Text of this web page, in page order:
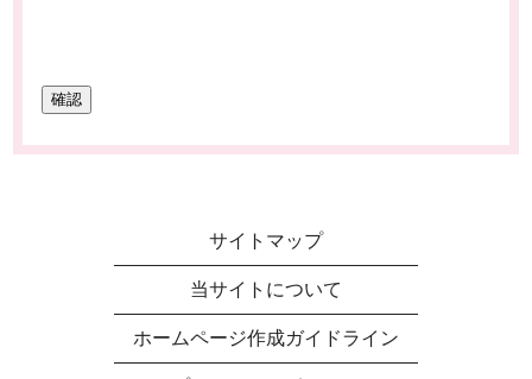
サイトマップ
当サイトについて
ホームページ作成ガイドライン